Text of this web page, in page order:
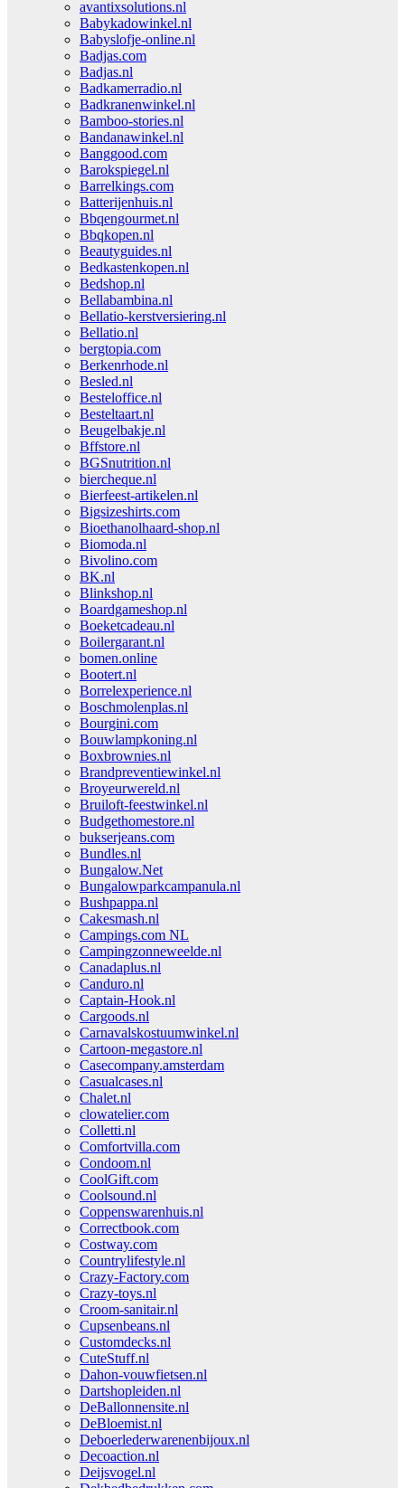
avantixsolutions.nl
Babykadowinkel.nl
Babyslofje-online.nl
Badjas.com
Badjas.nl
Badkamerradio.nl
Badkranenwinkel.nl
Bamboo-stories.nl
Bandanawinkel.nl
Banggood.com
Barokspiegel.nl
Barrelkings.com
Batterijenhuis.nl
Bbqengourmet.nl
Bbqkopen.nl
Beautyguides.nl
Bedkastenkopen.nl
Bedshop.nl
Bellabambina.nl
Bellatio-kerstversiering.nl
Bellatio.nl
bergtopia.com
Berkenrhode.nl
Besled.nl
Besteloffice.nl
Besteltaart.nl
Beugelbakje.nl
Bffstore.nl
BGSnutrition.nl
biercheque.nl
Bierfeest-artikelen.nl
Bigsizeshirts.com
Bioethanolhaard-shop.nl
Biomoda.nl
Bivolino.com
BK.nl
Blinkshop.nl
Boardgameshop.nl
Boeketcadeau.nl
Boilergarant.nl
bomen.online
Bootert.nl
Borrelexperience.nl
Boschmolenplas.nl
Bourgini.com
Bouwlampkoning.nl
Boxbrownies.nl
Brandpreventiewinkel.nl
Broyeurwereld.nl
Bruiloft-feestwinkel.nl
Budgethomestore.nl
bukserjeans.com
Bundles.nl
Bungalow.Net
Bungalowparkcampanula.nl
Bushpappa.nl
Cakesmash.nl
Campings.com NL
Campingzonneweelde.nl
Canadaplus.nl
Canduro.nl
Captain-Hook.nl
Cargoods.nl
Carnavalskostuumwinkel.nl
Cartoon-megastore.nl
Casecompany.amsterdam
Casualcases.nl
Chalet.nl
clowatelier.com
Colletti.nl
Comfortvilla.com
Condoom.nl
CoolGift.com
Coolsound.nl
Coppenswarenhuis.nl
Correctbook.com
Costway.com
Countrylifestyle.nl
Crazy-Factory.com
Crazy-toys.nl
Croom-sanitair.nl
Cupsenbeans.nl
Customdecks.nl
CuteStuff.nl
Dahon-vouwfietsen.nl
Dartshopleiden.nl
DeBallonnensite.nl
DeBloemist.nl
Deboerlederwarenenbijoux.nl
Decoaction.nl
Deijsvogel.nl